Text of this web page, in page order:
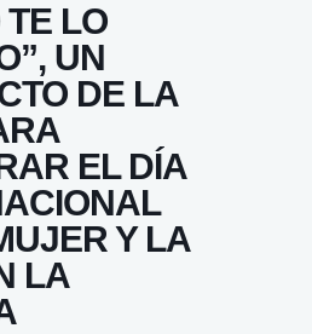
TE LO
UN
DE LA
EL DÍA
Y LA
LA